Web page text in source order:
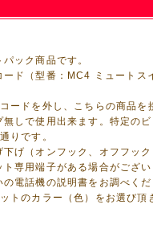
ック商品です。
ド（型番：MC4 ミュートス
ードを外し、こちらの商品を
しで使用出来ます。特定の
りです。
げ（オンフック、オフフック
ト専用端子がある場合がご
電話機の説明書をお調べくだ
トのカラー（色）をお選び